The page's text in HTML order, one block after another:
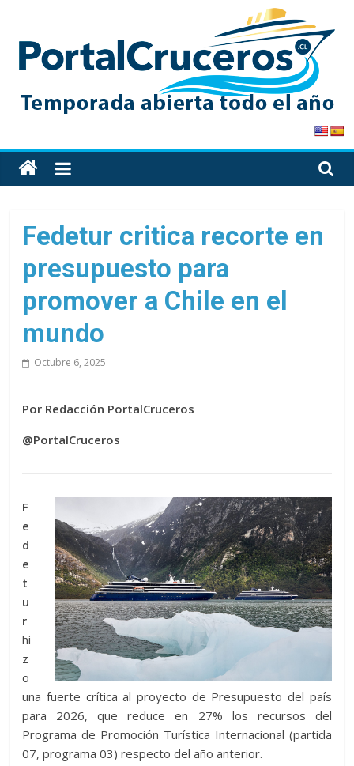
content
PortalCruceros
Toda
la
de
cruceros
en
un
solo
sitio
Fedetur critica recorte en
presupuesto para
promover a Chile en el
mundo
Octubre 6, 2025
Por Redacción PortalCruceros
@PortalCruceros
F
e
d
e
t
u
r
hi
z
o
una fuerte crítica al proyecto de Presupuesto del país
para 2026, que reduce en 27% los recursos del
Programa de Promoción Turística Internacional (partida
07, programa 03) respecto del año anterior.